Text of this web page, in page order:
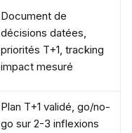
Document de
décisions datées,
priorités T+1, tracking
impact mesuré
Plan T+1 validé, go/no-
go sur 2-3 inflexions